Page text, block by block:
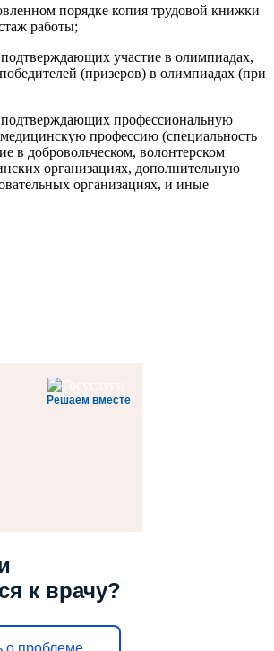
порядке копия трудовой книжки
работы;
участие в олимпиадах,
(призеров) в олимпиадах (при
профессиональную
профессию (специальность
в добровольческом, волонтерском
организациях, дополнительную
организациях, и иные
Решаем вместе
к врачу?